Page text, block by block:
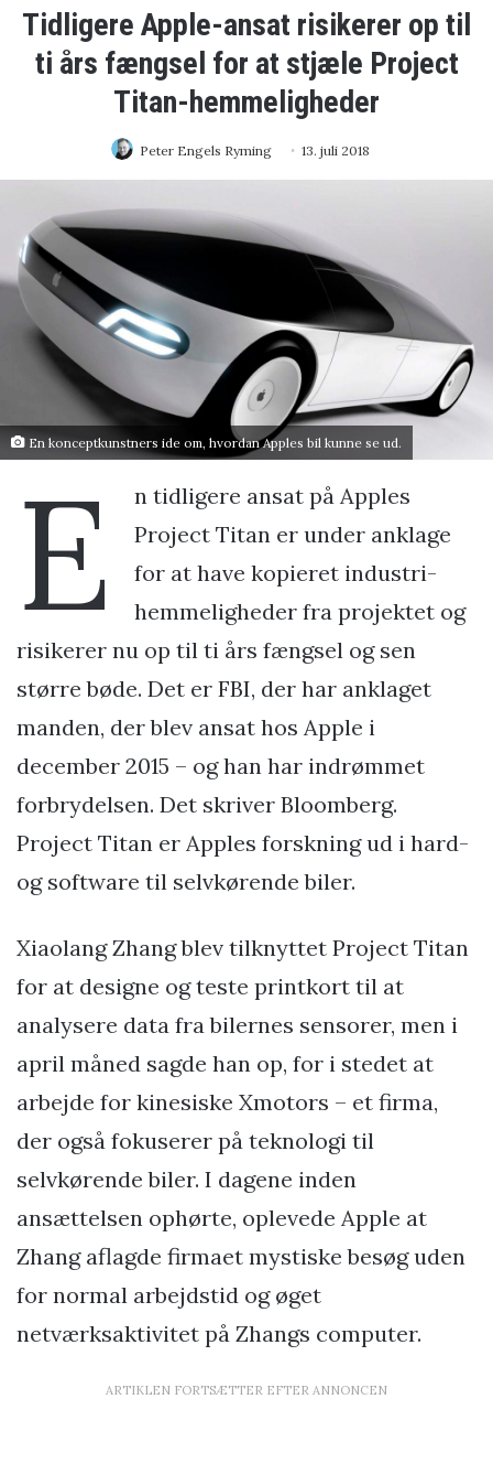
Tidligere Apple-ansat risikerer op til
ti års fængsel for at stjæle Project
Titan-hemmeligheder
Peter Engels Ryming 13. juli 2018
En konceptkunstners ide om, hvordan Apples bil kunne se ud.
E
n tidligere ansat på Apples
Project Titan er under anklage
for at have kopieret industri-
hemmeligheder fra projektet og
risikerer nu op til ti års fængsel og sen
større bøde. Det er FBI, der har anklaget
manden, der blev ansat hos Apple i
december 2015 – og han har indrømmet
forbrydelsen. Det skriver Bloomberg.
Project Titan er Apples forskning ud i hard-
og software til selvkørende biler.
Xiaolang Zhang blev tilknyttet Project Titan
for at designe og teste printkort til at
analysere data fra bilernes sensorer, men i
april måned sagde han op, for i stedet at
arbejde for kinesiske Xmotors – et firma,
der også fokuserer på teknologi til
selvkørende biler. I dagene inden
ansættelsen ophørte, oplevede Apple at
Zhang aflagde firmaet mystiske besøg uden
for normal arbejdstid og øget
netværksaktivitet på Zhangs computer.
ARTIKLEN FORTSÆTTER EFTER ANNONCEN